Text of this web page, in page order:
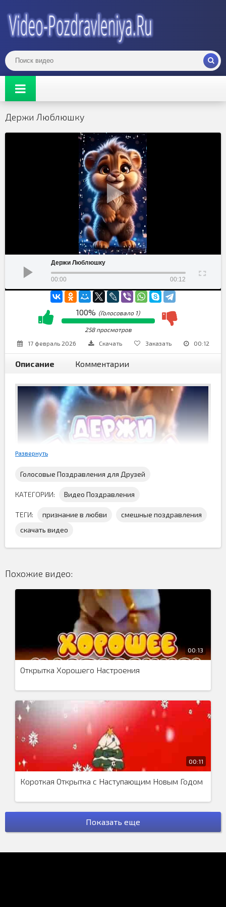
Держи Люблюшку
Держи Люблюшку
00:00 00:12
100% (Голосовало 1)
258 просмотров
17 февраль 2026
Скачать Заказать 00:12
Описание Комментарии
видео открытка прикол скачать бесплатно
которой говорится: Держи влюблюшку и не
Развернуть
Голосовые Поздравления для Друзей
КАТЕГОРИИ: Видео Поздравления
ТЕГИ: признание в любви
смешные поздравления
скачать видео
Похожие видео:
00:13
Открытка Хорошего Настроения
00:11
Короткая Открытка с Наступающим Новым Годом
Показать еще